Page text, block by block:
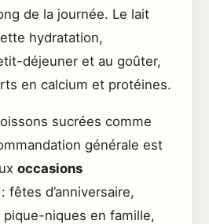
de la journée. Le lait
hydratation,
déjeuner et au goûter,
en calcium et protéines.
sucrées comme
générale est
occasions
: fêtes d’anniversaire,
niques en famille,